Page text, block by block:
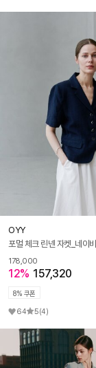
OYY
포멀 체크 린넨 자켓_네이비
178,000
12% 157,320
8% 쿠폰
64 5(4)